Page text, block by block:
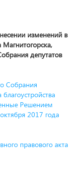
изменений в
Магнитогорска,
депутатов
Собрания
Решением
2017 года
правового акта